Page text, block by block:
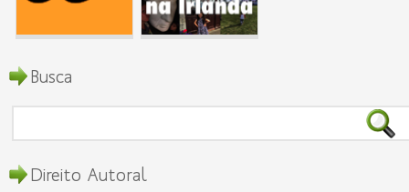
Busca
Direito Autoral